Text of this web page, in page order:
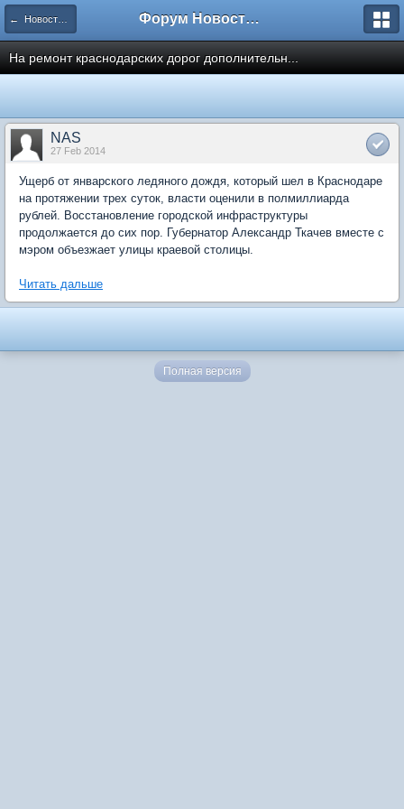
← Новости рынка недвижимости Форум Новостройки
На ремонт краснодарских дорог дополнительн...
NAS
27 Feb 2014
Ущерб от январского ледяного дождя, который шел в Краснодаре
на протяжении трех суток, власти оценили в полмиллиарда
рублей. Восстановление городской инфраструктуры
продолжается до сих пор. Губернатор Александр Ткачев вместе с
мэром объезжает улицы краевой столицы.
Читать дальше
Полная версия